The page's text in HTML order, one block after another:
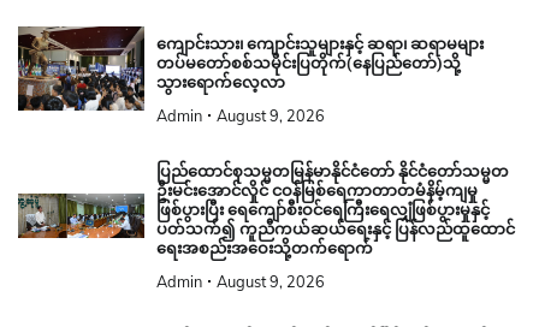
ကျောင်းသား၊ ကျောင်းသူများနှင့် ဆရာ၊ ဆရာမများ
တပ်မတော်စစ်သမိုင်းပြတိုက်(နေပြည်တော်)သို့
သွားရောက်လေ့လာ
Admin August 9, 2026
ပြည်ထောင်စုသမ္မတမြန်မာနိုင်ငံတော် နိုင်ငံတော်သမ္မတ
ဦးမင်းအောင်လှိုင် ငဝန်မြစ်ရေကာတာတမံနိမ့်ကျမှု
ဖြစ်ပွားပြီး ရေကျော်စီးဝင်ရေကြီးရေလျှံဖြစ်ပွားမှုနှင့်
ပတ်သက်၍ ကူညီကယ်ဆယ်ရေးနှင့် ပြန်လည်ထူထောင်
ရေးအစည်းအဝေးသို့တက်ရောက်
Admin August 9, 2026